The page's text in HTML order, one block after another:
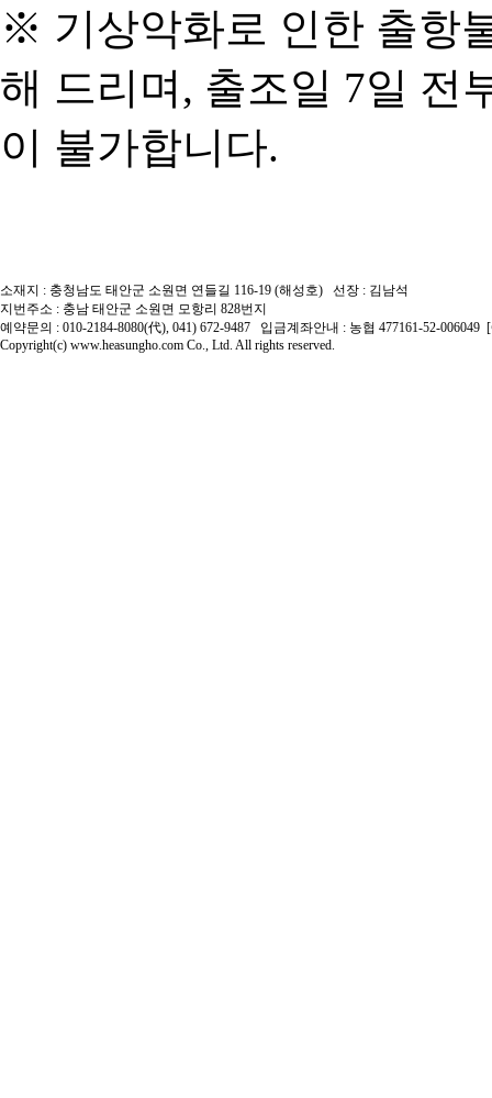
※ 기상악화로 인한 출항
해 드리며, 출조일 7일 전
이 불가합니다.
소재지 : 충청남도 태안군 소원면 연들길 116-19 (해성호) 선장 : 김남석
지번주소 : 충남 태안군 소원면 모항리 828번지
예약문의 : 010-2184-8080(代), 041) 672-9487 입금계좌안내 : 농협 477161-52-
Copyright(c) www.heasungho.com Co., Ltd. All rights reserved.